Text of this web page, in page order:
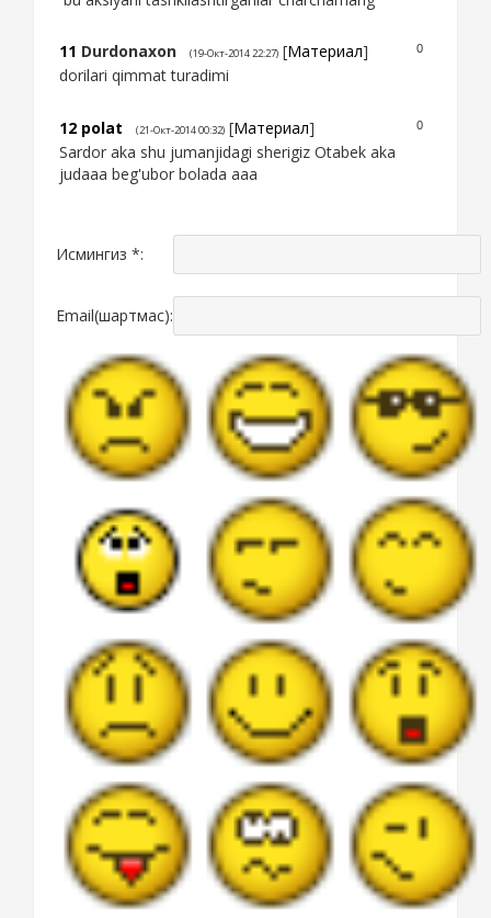
0
11 Durdonaxon (19-Окт-2014 22:27) [Материал]
dorilari qimmat turadimi
0
12 polat (21-Окт-2014 00:32) [Материал]
Sardor aka shu jumanjidagi sherigiz Otabek aka
judaaa beg'ubor bolada aaa
Исмингиз *:
Email(шартмас):